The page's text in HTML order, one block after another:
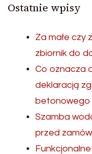
Ostatnie wpisy
Za małe czy
zbiornik do
Co oznacza
deklaracją
betonowego
Szamba
przed